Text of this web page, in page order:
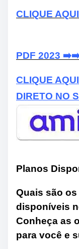
CLIQUE
PDF 2023
CLIQUE
DIRETO NO
Planos
Quais são
disponíveis
Conheça as
para você e